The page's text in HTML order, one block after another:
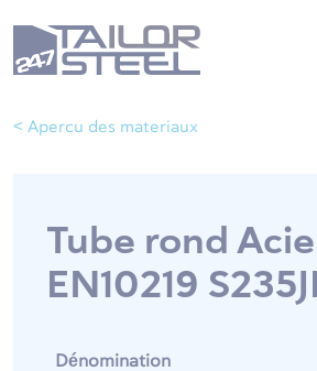
< Apercu des materiaux
Tube rond
EN10219
Dénomination